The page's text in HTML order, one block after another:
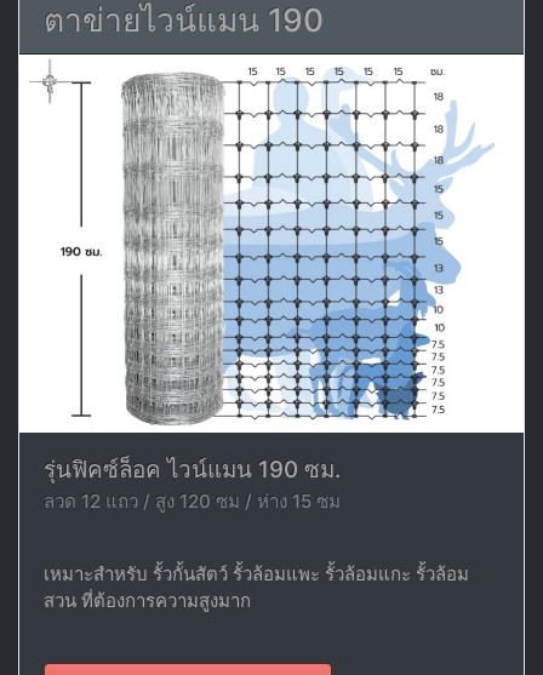
ตาข่ายไวน์แมน 190
รุ่นฟิคซ์ล็อค ไวน์แมน 190 ซม.
ลวด 12 แถว / สูง 120 ซม / ห่าง 15 ซม
เหมาะสำหรับ รั้วกั้นสัตว์ รั้วล้อมแพะ รั้วล้อมแกะ รั้วล้อม
สวน ที่ต้องการความสูงมาก